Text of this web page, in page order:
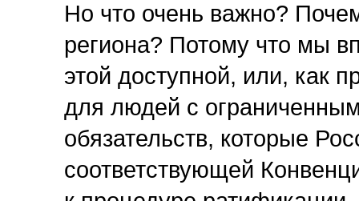
Но что очень важно?
региона? Потому что мы
этой доступной, или, как
для людей с
обязательств, которые
соответствующей